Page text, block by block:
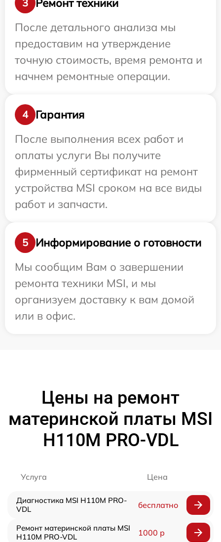
3
После детального анализа мы
предоставим на утверждение
точную стоимость, время ремонта и
начнем ремонтные операции.
4
Гарантия
После выполнения всех работ и
оплаты услуги Вы получите
фирменный сертификат на ремонт
устройства MSI сроком на все виды
работ и запчасти.
5
Информирование о готовности
Мы сообщим Вам о завершении
ремонта техники MSI, и мы
организуем доставку к вам домой
или в офис.
Цены на ремонт
материнской платы MSI
H110M PRO-VDL
Услуга Цена
Диагностика MSI H110M PRO-
VDL
бесплатно
Ремонт материнской платы MSI
H110M PRO-VDL
1000 р